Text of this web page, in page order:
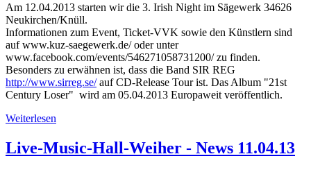
Am 12.04.2013 starten wir die 3. Irish Night im Sägewerk 34626
Neukirchen/Knüll.
Informationen zum Event, Ticket-VVK sowie den Künstlern sind
auf www.kuz-saegewerk.de/ oder unter
www.facebook.com/events/546271058731200/ zu finden.
Besonders zu erwähnen ist, dass die Band SIR REG
http://www.sirreg.se/auf CD-Release Tour ist. Das Album "21st
Century Loser" wird am 05.04.2013 Europaweit veröffentlich.
Weiterlesen
Live-Music-Hall-Weiher - News 11.04.13